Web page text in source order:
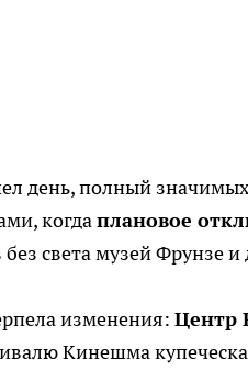
день, полный значимых
когдаплановое
без света музей Фрунзе
изменения: Центр
Кинешма